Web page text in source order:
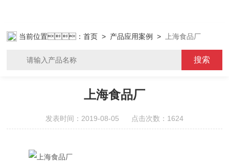
当前位置：首页 > 产品应用案例 > 上海食品厂
上海食品厂
发表时间：2019-08-05 点击次数：1624